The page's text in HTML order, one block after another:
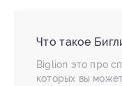
Что такое
Biglion это про
которых вы